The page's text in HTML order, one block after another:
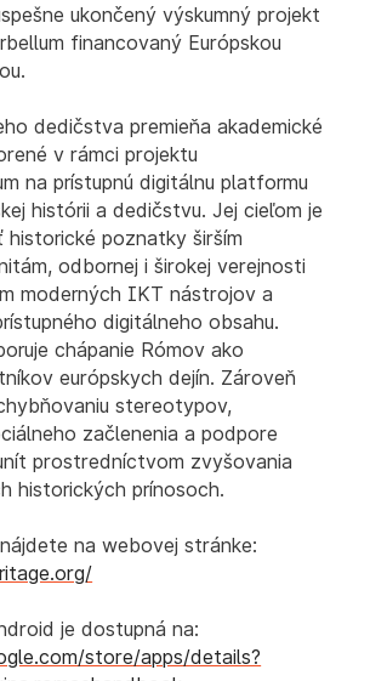
ukončený výskumný projekt
financovaný Európskou
dedičstva premieňa akademické
v rámci projektu
na prístupnú digitálnu platformu
histórii a dedičstvu. Jej cieľom je
poznatky širším
odbornej i širokej verejnosti
moderných IKT nástrojov a
digitálneho obsahu.
chápanie Rómov ako
európskych dejín. Zároveň
stereotypov,
začlenenia a podpore
prostredníctvom zvyšovania
historických prínosoch.
na webovej stránke:
je dostupná na:
store/apps/details?